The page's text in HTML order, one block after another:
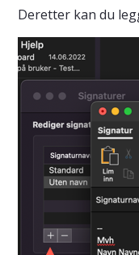
Deretter kan du